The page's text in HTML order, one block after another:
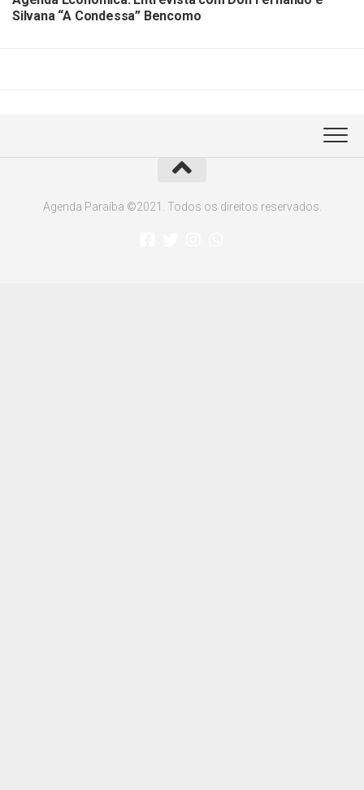
Silvana “A Condessa” Bencomo
Agenda Paraíba ©2021. Todos os direitos reservados.